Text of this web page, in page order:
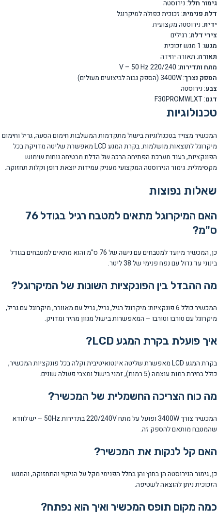
גימור חלל: נירוסטה
דלת פנימית: זכוכית כפולה למיקרוגל
ידית: נירוסטה מקצועית
צירי דלת: רגילים
מגש: 1 מגש זכוכית
תאורה: תאורה יחידה
מתח ותדירות: 220/240 V – 50 Hz
הספק נצרך: 3400W (הספק גבוה לביצועים מעולים)
צבע: נירוסטה
דגם: F30PROMWLXT
טכנולוגיות
המכשיר מצויד בטכנולוגיות בישול מתקדמות המשלבות חימום הסעה, גריל וחימום
מיקרוגל לתוצאות מושלמות. בקרת המגע LCD מאפשרת שליטה מדויקת בכל
הפונקציות, בעוד מערכת הפתיחה הרכה של הדלת מבטיחה נוחות שימוש
מקסימלית. גימור הנירוסטה המקצועי מעניק עמידות יוצאת דופן וקלות תחזוקה.
שאלות נפוצות
האם המיקרוגל מתאים למטבח רגיל בגודל 76
ס"מ?
כן, המכשיר מיועד למטבחים עם נישה של 76 ס"מ והוא מתאים למטבחים בגודל
בינוני עד גדול עם נפח פנימי של 38 ליטר.
מה ההבדל בין הפונקציות השונות של המיקרוגל?
המכשיר כולל 6 פונקציות: מיקרוגל רגיל, גריל, גריל עם מאוורר, מיקרוגל עם גריל,
מיקרוגל עם טורבו וטורבו – המאפשרות בישול מגוון מהיר ומדויק.
איך פועלת בקרת המגע LCD?
בקרת המגע LCD מאפשרת שליטה אינטואיטיבית וקלה בכל פונקציות המכשיר,
כולל בחירת רמות עוצמה (5 רמות), זמני בישול ומצבי פעולה שונים.
מה כוח הצריכה החשמלית של המכשיר?
המכשיר צורך 3400W ופועל על מתח 220/240V בתדירות 50Hz – יש לוודא
שהמטבח מותאם להספק זה.
האם קל לנקות את המכשיר?
כן, גימור הנירוסטה הן בחוץ והן בחלל הפנימי מקל על הניקוי והתחזוקה, והמגש
הזכוכית ניתן להוצאה לשטיפה.
כמה מקום תופס המכשיר ואיך הוא נפתח?